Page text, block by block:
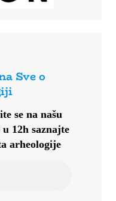
Sve o
se na našu
12h saznajte
arheologije